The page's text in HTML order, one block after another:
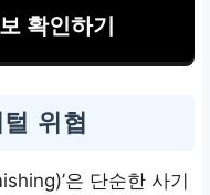
마감’ 키워드에 현혹
확인하기
위협
은 단순한 사기